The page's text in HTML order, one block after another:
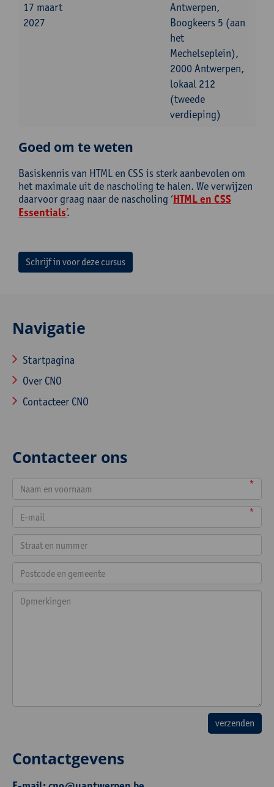
17 maart
2027
Antwerpen,
Boogkeers 5 (aan
het
Mechelseplein),
2000 Antwerpen,
lokaal 212
(tweede
verdieping)
Goed om te weten
Basiskennis van HTML en CSS is sterk aanbevolen om
het maximale uit de nascholing te halen. We verwijzen
daarvoor graag naar de nascholing ‘HTML en CSS
Essentials.
Schrijf in voor deze cursus
Navigatie
Startpagina
Over CNO
Contacteer CNO
Contacteer ons
*
*
Contactgevens